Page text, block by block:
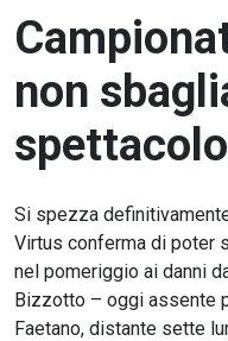
non
Si spezza
Virtus conferma di poter
nel pomeriggio ai danni
Bizzotto – oggi assente
Faetano, distante sette